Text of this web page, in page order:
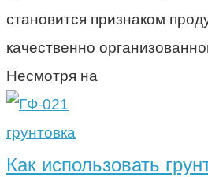
становится признаком
качественно
Несмотря на
грунтовка
Как использовать